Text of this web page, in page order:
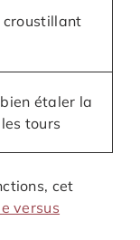
étaler la
tours
cet
versus